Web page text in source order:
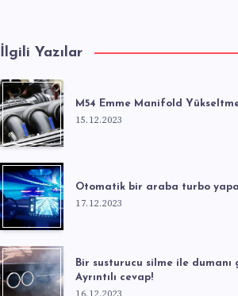
İlgili Yazılar
M54 Emme Manifold
15.12.2023
Otomatik bir araba turbo
17.12.2023
Bir susturucu silme ile dumanı
Ayrıntılı cevap!